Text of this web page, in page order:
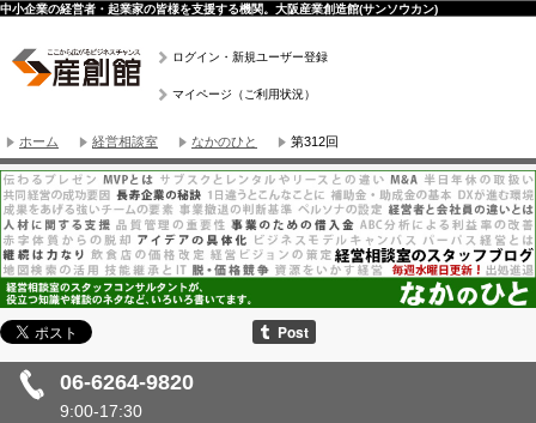
中小企業の経営者・起業家の皆様を支援する機関。大阪産業創造館(サンソウカン)
ログイン・新規ユーザー登録
マイページ（ご利用状況）
ホーム 経営相談室 なかのひと 第312回
06-6264-9820
9:00-17:30